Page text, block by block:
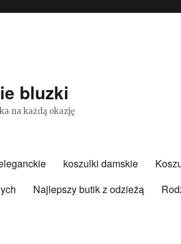
bluzki
na każdą okazję
koszulki damskie
Najlepszy butik z odzieżą